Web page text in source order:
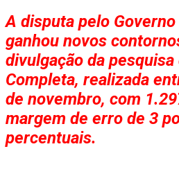
A disputa pelo
ganhou novos
divulgação da
Completa, realizada
de novembro, com
margem de erro de 3
percentuais.